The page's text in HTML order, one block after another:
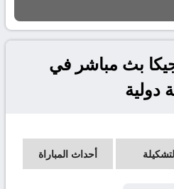
بث مباشر في
دولية
أحداث المباراة